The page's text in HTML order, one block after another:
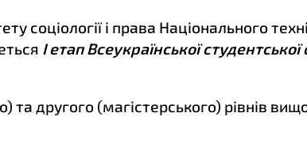
соціології і права Національного
І етап Всеукраїнської
другого (магістерського) рівнів